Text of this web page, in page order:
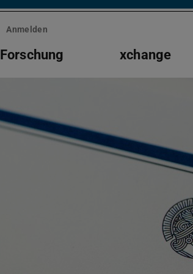
Anmelden
Forschung xchange